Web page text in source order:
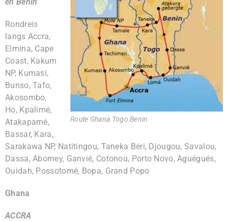
Route Ghana Togo Benin
Rondreis
langs Accra,
Elmina, Cape
Coast, Kakum
NP, Kumasi,
Bunso, Tafo,
Akosombo,
Ho, Kpalimé,
Atakapamé,
Bassar, Kara,
Sarakawa NP, Natitingou, Taneka Béri, Djougou, Savalou,
Dassa, Abomey, Ganvié, Cotonou, Porto Novo, Aguégués,
Ouidah, Possotomé, Bopa, Grand Popo
Ghana
ACCRA